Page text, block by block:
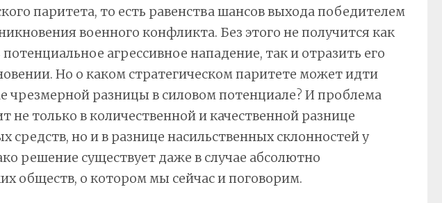
паритета, то есть равенства шансов выхода победителем
военного конфликта. Без этого не получится как
агрессивное нападение, так и отразить его
Но о каком стратегическом паритете может идти
чрезмерной разницы в силовом потенциале? И проблема
не только в количественной и качественной разнице
средств, но и в разнице насильственных склонностей у
решение существует даже в случае абсолютно
обществ, о котором мы сейчас и поговорим.